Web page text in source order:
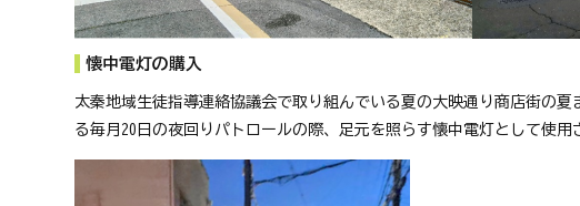
懐中電灯の購入
太秦地域生徒指導連絡協議会で取り組んでいる夏の大映通り商店街の
る毎月20日の夜回りパトロールの際、足元を照らす懐中電灯として使用